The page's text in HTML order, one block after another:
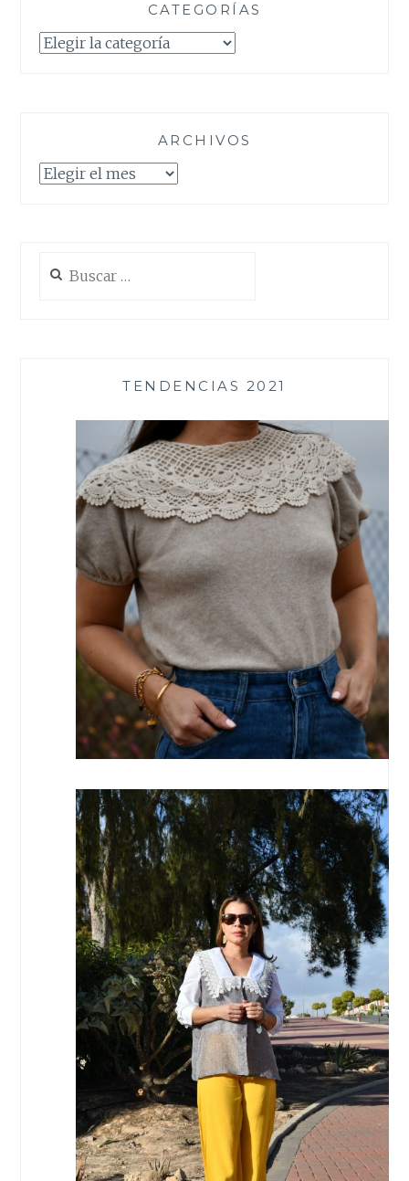
CATEGORÍAS
Categorías
ARCHIVOS
Archivos
TENDENCIAS 2021